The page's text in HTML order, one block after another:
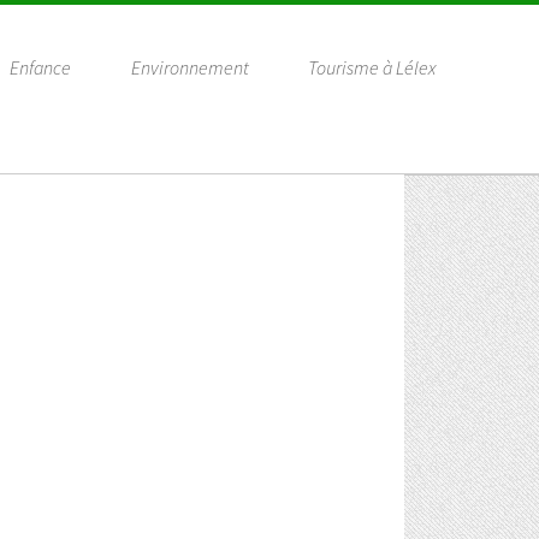
Enfance Environnement Tourisme à Lélex